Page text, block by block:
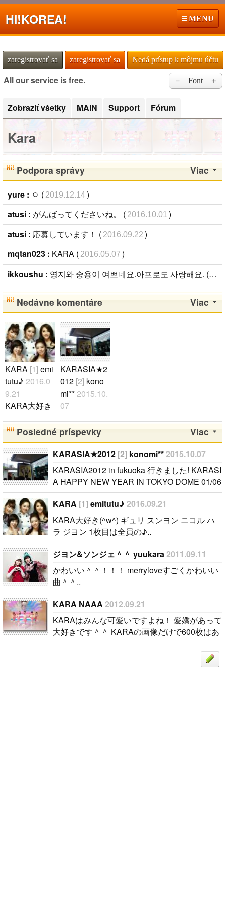
Hi!KOREA! MENU
zaregistrovať sa zaregistrovať sa Nedá prístup k môjmu účtu
All our service is free. － Font ＋
Zobraziť všetky MAIN Support Fórum
Kara
Viac
Podpora správy
yure : ㅇ ( 2019.12.14)
atusi : がんばってくださいね。 ( 2016.10.01 )
atusi : 応募しています！ ( 2016.09.22 )
mqtan023 : KARA ( 2016.05.07 )
ikkoushu : 영지와 숭용이 여쁘네요.아프로도 사랑해요. (
Viac
Nedávne komentáre
KARA [1]emi
tutu♪ 2016.0
9.21
KARA大好き
スンヨン ニ
コル ハラ ジ
ヨン 1枚目は
全員の♪..
KARASIA★2
012 [2]kono
mi** 2015.10.
07
2 in fukuoka
行きました!
KARASIA HA
PPY NEW Y
EAR IN TOK
YO DOME 0
1/06 も行き
ます! 東京ド
ームでのコン
サートはKAR
Aの夢..
Viac
Posledné príspevky
KARASIA★2012 [2] konomi**2015.10.07
KARASIA2012 in fukuoka 行きました! KARASI
A HAPPY NEW YEAR IN TOKYO DOME 01/06
も行きます! 東京ドームでのコンサートはKAR
Aの夢..
KARA [1] emitutu♪ 2016.09.21
KARA大好き(^w^) ギュリ スンヨン ニコル ハ
ラ ジヨン 1枚目は全員の♪..
ジヨン&ソンジェ＾＾ yuukara2011.09.11
かわいい＾＾！！！ merryloveすごくかわいい
曲＾＾..
KARA NAAA 2012.09.21
KARAはみんな可愛いですよね！ 愛嬌があって
大好きです＾＾ KARAの画像だけで600枚はあ
ります///私はスンヨンおんにが大好きです＾＾
マンネ並みに愛嬌があってものすごく可愛いで